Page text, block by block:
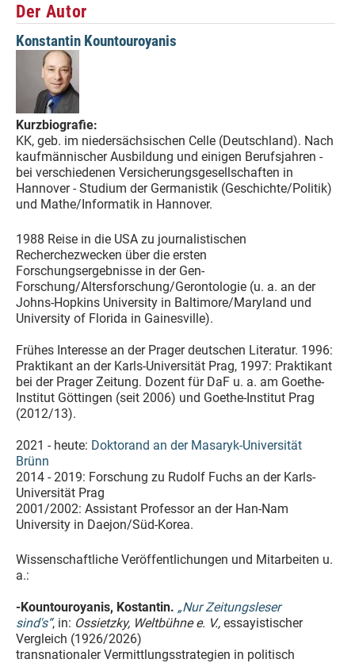
Der Autor
Konstantin Kountouroyanis
Kurzbiografie:
KK, geb. im niedersächsischen Celle (Deutschland). Nach
kaufmännischer Ausbildung und einigen Berufsjahren -
bei verschiedenen Versicherungsgesellschaften in
Hannover - Studium der Germanistik (Geschichte/Politik)
und Mathe/Informatik in Hannover.
1988 Reise in die USA zu journalistischen
Recherchezwecken über die ersten
Forschungsergebnisse in der Gen-
Forschung/Altersforschung/Gerontologie (u. a. an der
Johns-Hopkins University in Baltimore/Maryland und
University of Florida in Gainesville).
Frühes Interesse an der Prager deutschen Literatur. 1996:
Praktikant an der Karls-Universität Prag, 1997: Praktikant
bei der Prager Zeitung. Dozent für DaF u. a. am Goethe-
Institut Göttingen (seit 2006) und Goethe-Institut Prag
(2012/13).
2021 - heute: Doktorand an der Masaryk-Universität
Brünn
2014 - 2019: Forschung zu Rudolf Fuchs an der Karls-
Universität Prag
2001/2002: Assistant Professor an der Han-Nam
University in Daejon/Süd-Korea.
Wissenschaftliche Veröffentlichungen und Mitarbeiten u.
a.:
-Kountouroyanis, Kostantin. „Nur Zeitungsleser
sind's“, in: Ossietzky, Weltbühne e. V., essayistischer
Vergleich (1926/2026)
transnationaler Vermittlungsstrategien in politisch